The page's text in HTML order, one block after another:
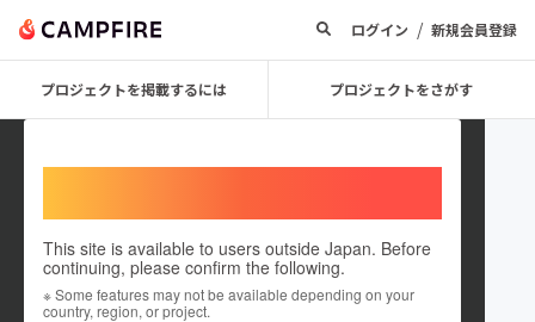
ログイン / 新規会員登録
プロジェクトを掲載するには プロジェクトをさがす
This site is available to users outside Japan. Before
continuing, please confirm the following.
※ Some features may not be available depending on your
country, region, or project.
guest40d63dbc6704